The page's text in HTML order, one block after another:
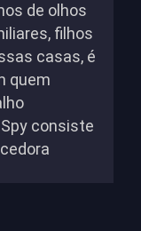
de olhos
filhos
casas, é
quem
consiste